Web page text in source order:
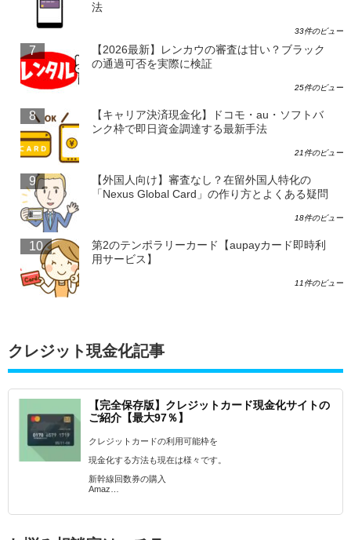
法
33件のビュー
【2026最新】レンカウの審査は甘い？ブラック
の通過可否を実際に検証
25件のビュー
【キャリア決済現金化】ドコモ・au・ソフトバ
ンク枠で即日資金調達する最新手法
21件のビュー
【外国人向け】審査なし？在留外国人特化の
「Nexus Global Card」の作り方とよくある疑問
18件のビュー
第2のテンポラリーカード【aupayカード即時利
用サービス】
11件のビュー
クレジット現金化記事
【完全保存版】クレジットカード現金化サイトの
ご紹介【最大97％】
クレジットカードの利用可能枠を
現金化する方法も現在は様々です。
新幹線回数券の購入
Amaz…